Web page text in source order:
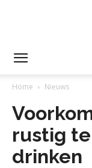
Home Nieuws
rustig
drinken